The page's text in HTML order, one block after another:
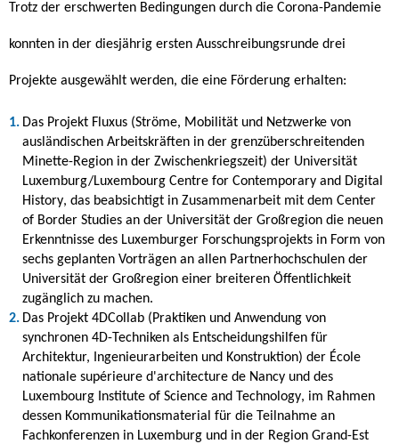
Trotz der erschwerten Bedingungen durch die Corona-Pandemie
konnten in der diesjährig ersten Ausschreibungsrunde drei
Projekte ausgewählt werden, die eine Förderung erhalten:
Das Projekt Fluxus (Ströme, Mobilität und Netzwerke von
ausländischen Arbeitskräften in der grenzüberschreitenden
Minette-Region in der Zwischenkriegszeit) der Universität
Luxemburg/Luxembourg Centre for Contemporary and Digital
History, das beabsichtigt in Zusammenarbeit mit dem Center
of Border Studies an der Universität der Großregion die neuen
Erkenntnisse des Luxemburger Forschungsprojekts in Form von
sechs geplanten Vorträgen an allen Partnerhochschulen der
Universität der Großregion einer breiteren Öffentlichkeit
zugänglich zu machen.
Das Projekt 4DCollab (Praktiken und Anwendung von
synchronen 4D-Techniken als Entscheidungshilfen für
Architektur, Ingenieurarbeiten und Konstruktion) der École
nationale supérieure d'architecture de Nancy und des
Luxembourg Institute of Science and Technology, im Rahmen
dessen Kommunikationsmaterial für die Teilnahme an
Fachkonferenzen in Luxemburg und in der Region Grand-Est